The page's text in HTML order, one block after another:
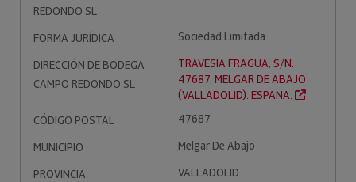
REDONDO SL
FORMA JURÍDICA
Sociedad Limitada
DIRECCIÓN DE BODEGA
CAMPO REDONDO SL
TRAVESIA FRAGUA, S/N.
47687, MELGAR DE ABAJO
(VALLADOLID). ESPAÑA.
CÓDIGO POSTAL
47687
MUNICIPIO
Melgar De Abajo
PROVINCIA
VALLADOLID